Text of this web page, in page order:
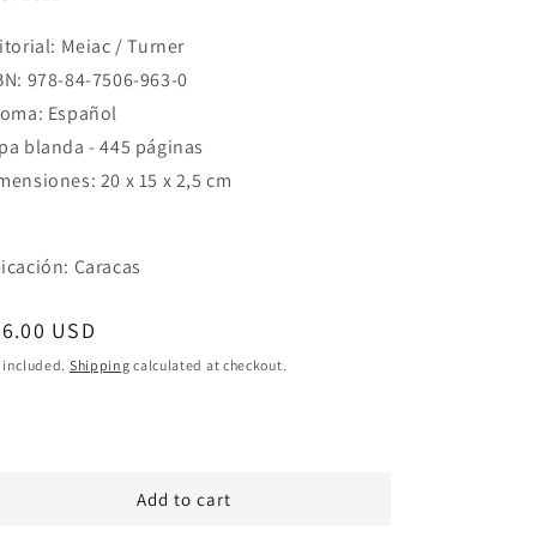
Meiac / Turner
978-84-7506-963-0
Español
blanda - 445 páginas
20 x 15 x 2,5 cm
Caracas
USD
included. Shipping calculated at checkout.
Add to cart